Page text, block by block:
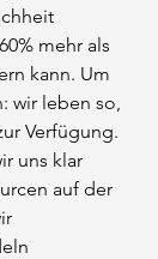
mehr als
kann. Um
wir leben so,
Verfügung.
uns klar
auf der